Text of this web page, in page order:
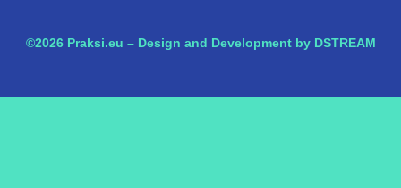
©2026 Praksi.eu – Design and Development by DSTREAM